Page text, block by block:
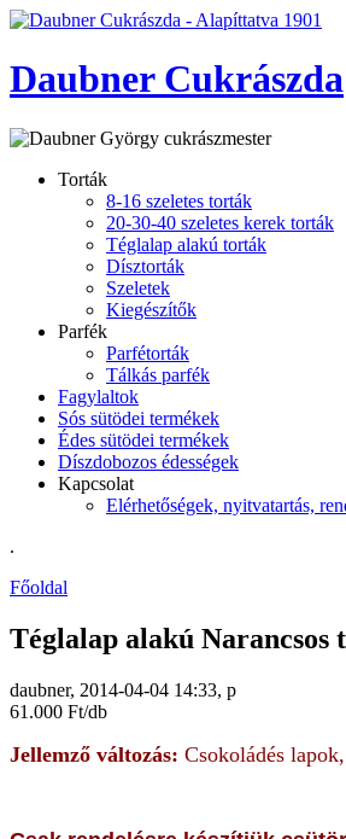
Daubner Cukrászda
Torták
8-16 szeletes torták
20-30-40 szeletes kerek torták
Téglalap alakú torták
Dísztorták
Szeletek
Kiegészítők
Parfék
Parfétorták
Tálkás parfék
Fagylaltok
Sós sütödei termékek
Édes sütödei termékek
Díszdobozos édességek
Kapcsolat
Elérhetőségek, nyitvatartás,
.
Főoldal
Téglalap alakú
daubner, 2014-04-04 14:33, p
61.000 Ft/db
Jellemző változás: Csokoládés